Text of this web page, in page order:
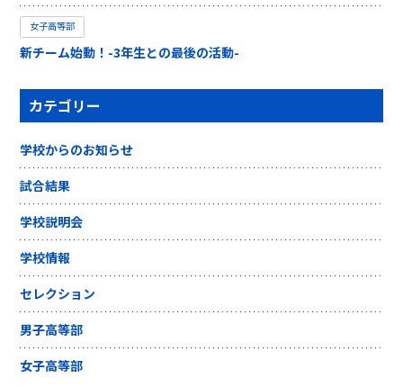
女子高等部
新チーム始動！-3年生との最後の活動-
カテゴリー
学校からのお知らせ
試合結果
学校説明会
学校情報
セレクション
男子高等部
女子高等部